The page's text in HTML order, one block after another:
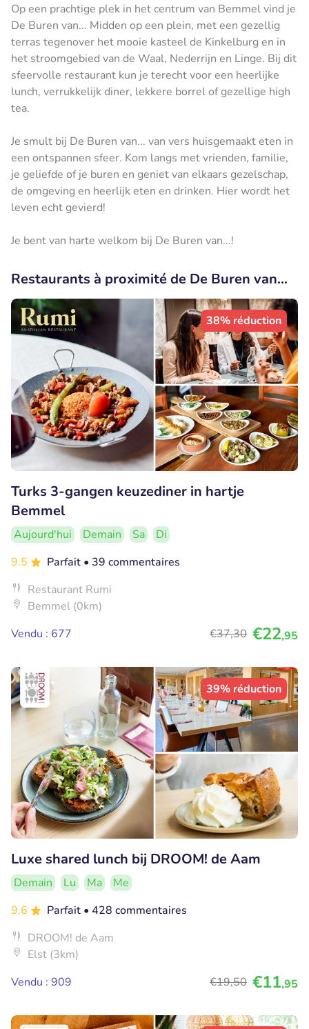
Op een prachtige plek in het centrum van Bemmel vind je
De Buren van... Midden op een plein, met een gezellig
terras tegenover het mooie kasteel de Kinkelburg en in
het stroomgebied van de Waal, Nederrijn en Linge. Bij dit
sfeervolle restaurant kun je terecht voor een heerlijke
lunch, verrukkelijk diner, lekkere borrel of gezellige high
tea.
Je smult bij De Buren van... van vers huisgemaakt eten in
een ontspannen sfeer. Kom langs met vrienden, familie,
je geliefde of je buren en geniet van elkaars gezelschap,
de omgeving en heerlijk eten en drinken. Hier wordt het
leven echt gevierd!
Je bent van harte welkom bij De Buren van...!
Restaurants à proximité de De Buren van…
38% réduction
Turks 3-gangen keuzediner in hartje
Bemmel
Aujourd'hui Demain Sa
Di
9.5
Parfait • 39 commentaires
Restaurant Rumi
Bemmel (0km)
Vendu : 677
€37,30 €22,95
39% réduction
Luxe shared lunch bij DROOM! de Aam
Demain Lu Ma
Me
9.6
Parfait • 428 commentaires
DROOM! de Aam
Elst (3km)
Vendu : 909
€19,50 €11,95